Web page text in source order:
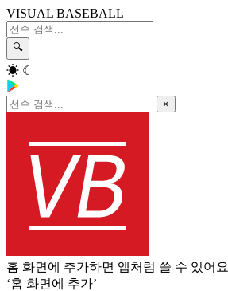
VISUAL BASEBALL
🔍
☀ ☾
×
홈 화면에 추가하면 앱처럼 쓸 수 있어요
‘홈 화면에 추가’